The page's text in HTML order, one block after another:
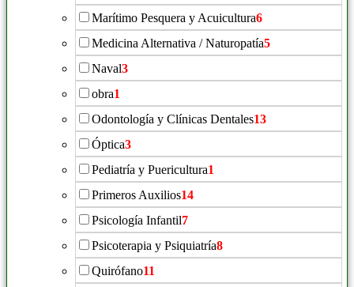
Marítimo Pesquera y Acuicultura6
Medicina Alternativa / Naturopatía5
Naval3
obra1
Odontología y Clínicas Dentales13
Óptica3
Pediatría y Puericultura1
Primeros Auxilios14
Psicología Infantil7
Psicoterapia y Psiquiatría8
Quirófano11